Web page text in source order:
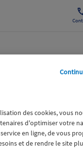
des cookies, vous
d'optimiser votre
en ligne, de vous
et de rendre le site